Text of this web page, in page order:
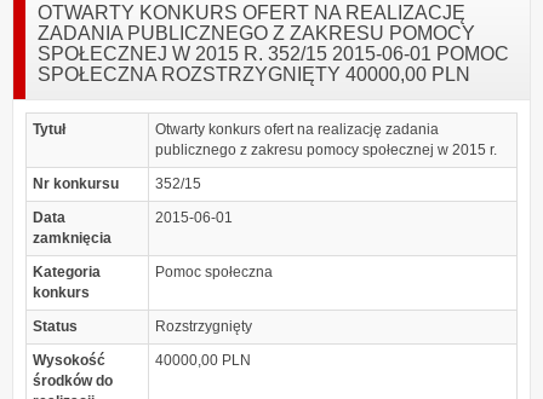
OTWARTY KONKURS OFERT NA REALIZACJĘ
ZADANIA PUBLICZNEGO Z ZAKRESU POMOCY
SPOŁECZNEJ W 2015 R. 352/15 2015-06-01 POMOC
SPOŁECZNA ROZSTRZYGNIĘTY 40000,00 PLN
Tytuł
Otwarty konkurs ofert na realizację zadania
publicznego z zakresu pomocy społecznej w 2015 r.
Nr konkursu
352/15
Data
zamknięcia
2015-06-01
Kategoria
konkurs
Pomoc społeczna
Status
Rozstrzygnięty
Wysokość
środków do
40000,00 PLN